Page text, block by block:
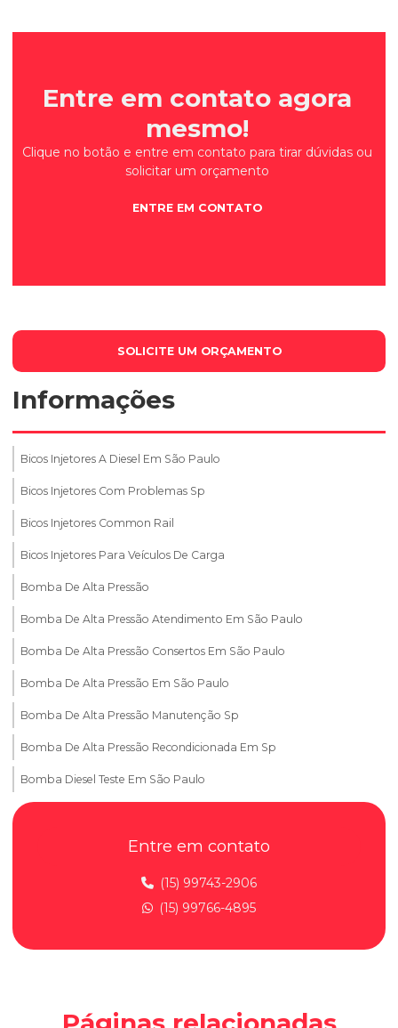
Entre em contato agora
mesmo!
Clique no botão e entre em contato para tirar dúvidas ou
solicitar um orçamento
ENTRE EM CONTATO
SOLICITE UM ORÇAMENTO
Informações
Bicos Injetores A Diesel Em São Paulo
Bicos Injetores Com Problemas Sp
Bicos Injetores Common Rail
Bicos Injetores Para Veículos De Carga
Bomba De Alta Pressão
Bomba De Alta Pressão Atendimento Em São Paulo
Bomba De Alta Pressão Consertos Em São Paulo
Bomba De Alta Pressão Em São Paulo
Bomba De Alta Pressão Manutenção Sp
Bomba De Alta Pressão Recondicionada Em Sp
Bomba Diesel Teste Em São Paulo
Conserto De Bomba De Alta Pressão Em Sp
Conserto De Bomba Diesel Em São Paulo
Conserto De Injetores A Diesel Sp
Conserto De Injetores Diesel Sp
Entre em contato
(15) 99743-2906
(15) 99766-4895